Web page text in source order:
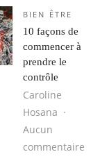
destination idéale
BIEN ÊTRE
10 façons de
commencer à
prendre le
contrôle
Caroline
Hosana
Aucun
commentaire